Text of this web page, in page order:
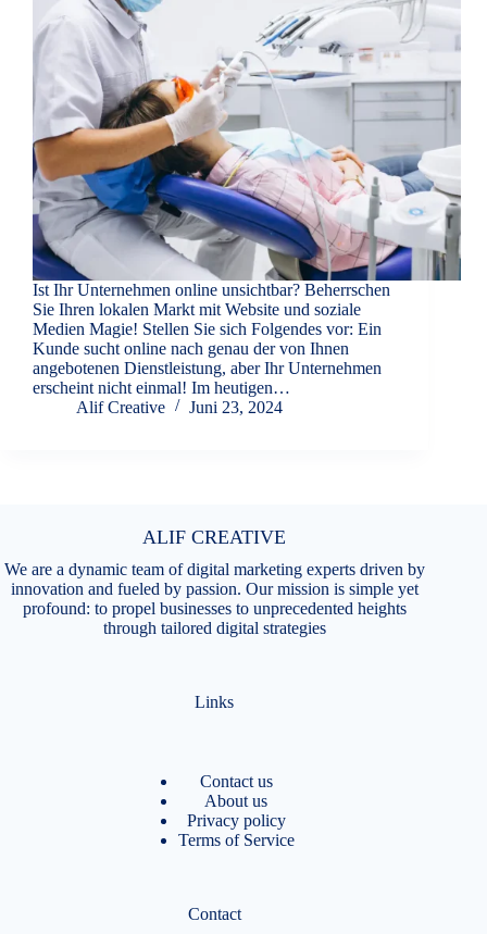
Ist Ihr Unternehmen online unsichtbar? Beherrschen
Sie Ihren lokalen Markt mit Website und soziale
Medien Magie! Stellen Sie sich Folgendes vor: Ein
Kunde sucht online nach genau der von Ihnen
angebotenen Dienstleistung, aber Ihr Unternehmen
erscheint nicht einmal! Im heutigen…
Alif Creative
Juni 23, 2024
ALIF CREATIVE
We are a dynamic team of digital marketing experts driven by
innovation and fueled by passion. Our mission is simple yet
profound: to propel businesses to unprecedented heights
through tailored digital strategies
Links
Contact us
About us
Privacy policy
Terms of Service
Contact